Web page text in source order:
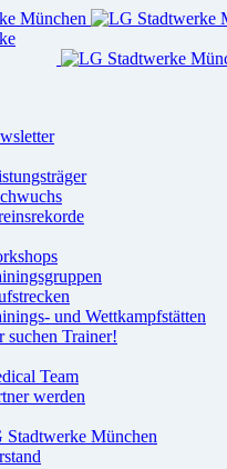
und Wettkampfstätten
suchen Trainer!
Team
werden
Stadtwerke München